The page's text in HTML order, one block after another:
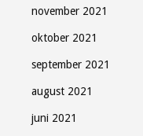
november 2021
oktober 2021
september 2021
august 2021
juni 2021